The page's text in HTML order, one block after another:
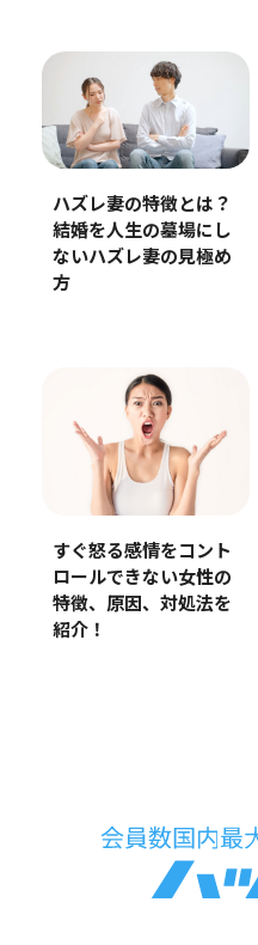
ハズレ妻の特徴とは？
結婚を人生の墓場にし
ないハズレ妻の見極め
方
すぐ怒る感情をコント
ロールできない女性の
特徴、原因、対処法を
紹介！